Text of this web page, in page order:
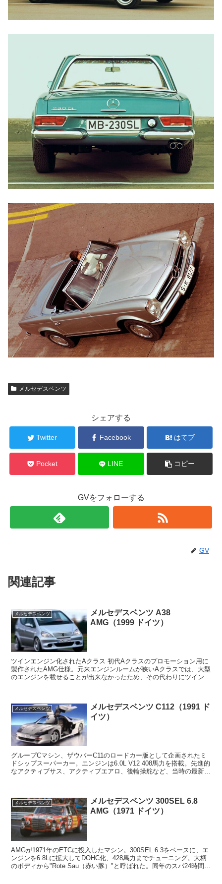
メルセデスベンツ
シェアする
Twitter Facebook はてブ
Pocket LINE コピー
GVをフォローする
GV
関連記事
メルセデスベンツ
メルセデスベンツ A38
AMG（1999 ドイツ）
ツインエンジン化されたAクラス 初代Aクラスのプロモーション用に
製作されたAMG仕様。元来エンジンルームが狭いAクラスでは、大型
のエンジンを載せることが出来なかったため、その代わりにツインエ
メルセデスベンツ
メルセデスベンツ C112（1991 ド
イツ）
グループCマシン、ザウバーC11のロードカー版として企画されたミ
ドシップスーパーカー。エンジンは6.0L V12 408馬力を搭載。先進的
なアクティブサス、アクティブエアロ、後輪操舵など、当時の最新テ
メルセデスベンツ
メルセデスベンツ 300SEL 6.8
AMG（1971 ドイツ）
AMGが1971年のETCに投入したマシン。300SEL 6.3をベースに、エ
ンジンを6.8Lに拡大してDOHC化、428馬力までチューニング。大柄
のボディから"Rote Sau（赤い豚）"と呼ばれた。同年のスパ24時間で